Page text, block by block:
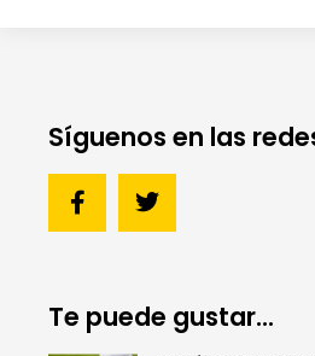
Síguenos en las
Te puede gustar...